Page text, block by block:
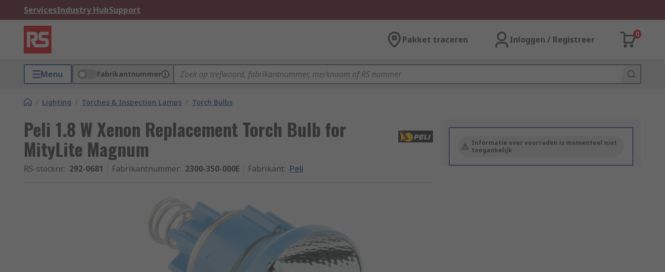
ServicesIndustry HubSupport
Pakket traceren Inloggen / Registreer
0
Menu Fabrikantnummer
/ Lighting / Torches & Inspection Lamps / Torch Bulbs
Peli 1.8 W Xenon Replacement Torch Bulb for
MityLite Magnum
RS-stocknr.: 292-0681 Fabrikantnummer: 2300-350-000E Fabrikant: Peli
Informatie over voorraden is momenteel niet
toegankelijk